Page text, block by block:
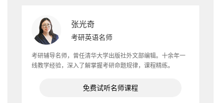
张光奇
考研英语名师
考研辅导名师，曾任清华大学出版社外文部编辑。十余年一
线教学经验，深入了解掌握考研命题规律，课程精练。
免费试听名师课程